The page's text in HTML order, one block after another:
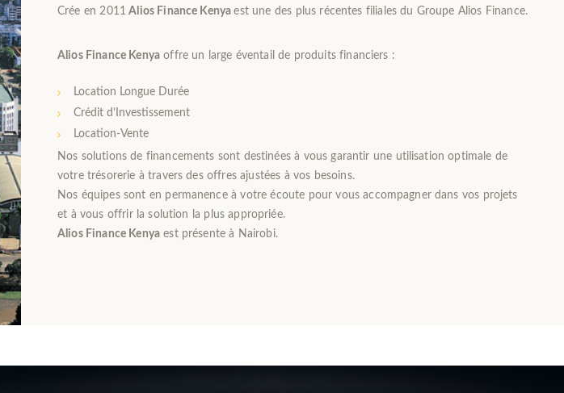
Crée en 2011 Alios Finance Kenyaest une des plus récentes filiales du Groupe Alios Finance.
Alios Finance Kenyaoffre un large éventail de produits financiers :
Location Longue Durée
Crédit d’Investissement
Location-Vente
Nos solutions de financements sont destinées à vous garantir une utilisation optimale de
votre trésorerie à travers des offres ajustées à vos besoins.
Nos équipes sont en permanence à votre écoute pour vous accompagner dans vos projets
et à vous offrir la solution la plus appropriée.
Alios Finance Kenyaest présente à Nairobi.